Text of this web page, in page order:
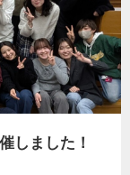
しました！